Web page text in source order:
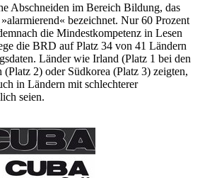
Abschneiden im Bereich Bildung, das
bezeichnet. Nur 60 Prozent
die Mindestkompetenz in Lesen
die BRD auf Platz 34 von 41 Ländern
Länder wie Irland (Platz 1 bei den
2) oder Südkorea (Platz 3) zeigten,
in Ländern mit schlechterer
seien.